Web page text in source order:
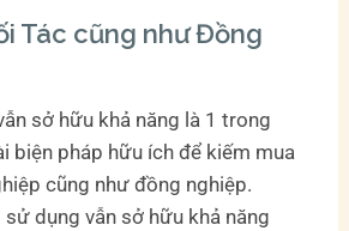
Tác cũng như Đồng
sở hữu khả năng là 1 trong
biện pháp hữu ích để kiếm mua
cũng như đồng nghiệp.
dụng vẫn sở hữu khả năng